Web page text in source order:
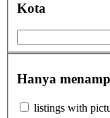
Kota
Hanya
listings with